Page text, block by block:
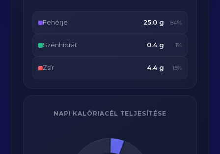
Fehérje 25.0 g 84%
Szénhidrát 0.4 g 1%
Zsír 4.4 g 15%
NAPI KALÓRIACÉL TELJESÍTÉSE